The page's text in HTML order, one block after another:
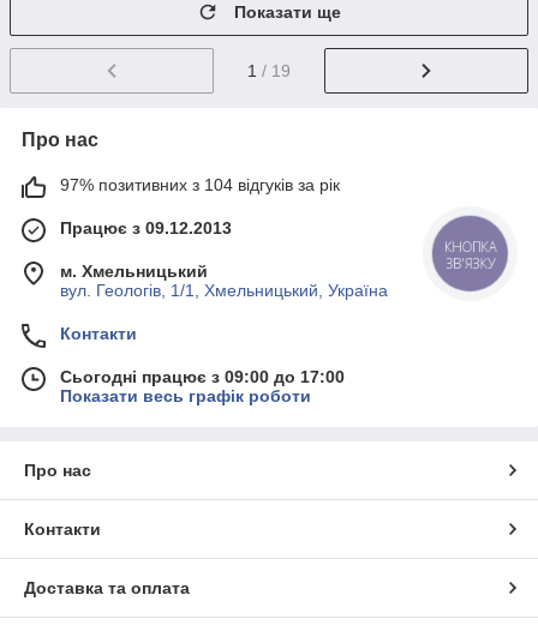
Показати ще
1 / 19
Про нас
97% позитивних з 104 відгуків за рік
Працює з 09.12.2013
м. Хмельницький
вул. Геологів, 1/1, Хмельницький, Україна
Контакти
Сьогодні працює з 09:00 до 17:00
Показати весь графік роботи
Про нас
Контакти
Доставка та оплата
КНОПКА
ЗВ'ЯЗКУ